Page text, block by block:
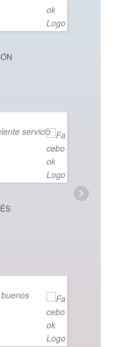
servicio